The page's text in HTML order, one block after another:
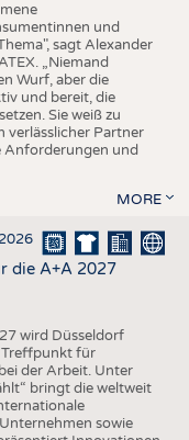
und
sagt Alexander
„Niemand
Wurf, aber die
und bereit, die
Sie weiß zu
verlässlicher Partner
Anforderungen und
MORE
die A+A 2027
wird Düsseldorf
für
der Arbeit. Unter
bringt die weltweit
sowie